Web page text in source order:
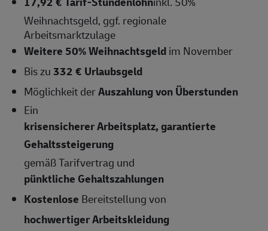
Weihnachtsgeld, ggf. regionale
Arbeitsmarktzulage
Weitere 50% Weihnachtsgeldim November
Bis zu332 € Urlaubsgeld
Möglichkeit derAuszahlung von Überstunden
Ein
krisensicherer Arbeitsplatz, garantierte
Gehaltssteigerung
gemäß Tarifvertrag und
pünktliche Gehaltszahlungen
Kostenlose Bereitstellung von
hochwertiger Arbeitskleidung